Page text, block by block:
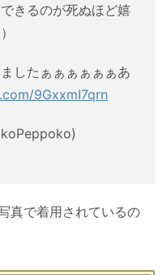
きるのが死ぬほど嬉
したぁぁぁぁぁぁあ
9GxxmI7qrn
真で着用されているの